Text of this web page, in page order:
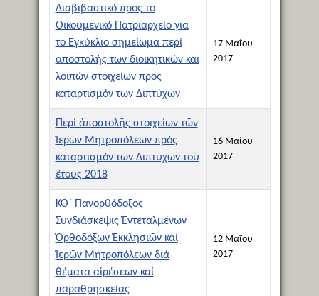
Διαβιβαστικό προς το
Οικουμενικό Πατριαρχείο για
το Εγκύκλιο σημείωμα περί
αποστολής των διοικητικών και
λοιπών στοιχείων προς
καταρτισμόν των Διπτύχων
17 Μαΐου
2017
Περί ἀποστολῆς στοιχείων τῶν
Ἱερῶν Μητροπόλεων πρός
καταρτισμόν τῶν Διπτύχων τοῦ
ἔτους 2018
16 Μαΐου
2017
ΚΘ´ Πανορθόδοξος
Συνδιάσκεψις Ἐντεταλμένων
Ὀρθοδόξων Ἐκκλησιῶν καί
Ἱερῶν Μητροπόλεων διά
θέματα αἱρέσεων καί
παραθρησκείας
12 Μαΐου
2017